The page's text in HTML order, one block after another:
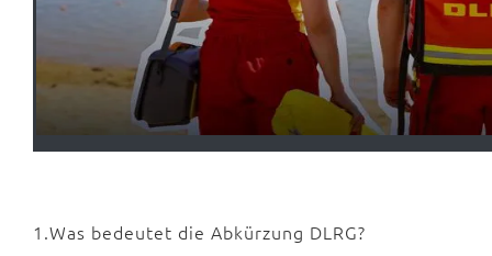
1.Was bedeutet die Abkürzung DLRG?